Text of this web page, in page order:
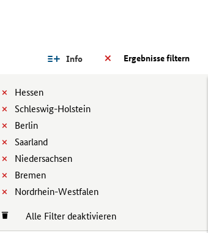
Ergebnisse filtern
Info
Hessen
Schleswig-Holstein
Berlin
Saarland
Niedersachsen
Bremen
Nordrhein-Westfalen
Alle Filter deaktivieren